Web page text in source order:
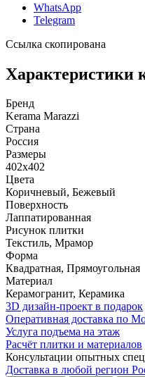
WhatsApp
Telegram
Ссылка скопирована
Характеристики
Бренд
Kerama Marazzi
Страна
Россия
Размеры
402x402
Цвета
Коричневый, Бежевый
Поверхность
Лаппатированная
Рисунок плитки
Текстиль, Мрамор
Форма
Квадратная, Прямоугольная
Материал
Керамогранит, Керамика
3D дизайн-проект в подарок
Оперативная доставка по
Услуга подъема на этаж
Расчёт плитки и материалов
Консультации опытных
Доставка в любой регион